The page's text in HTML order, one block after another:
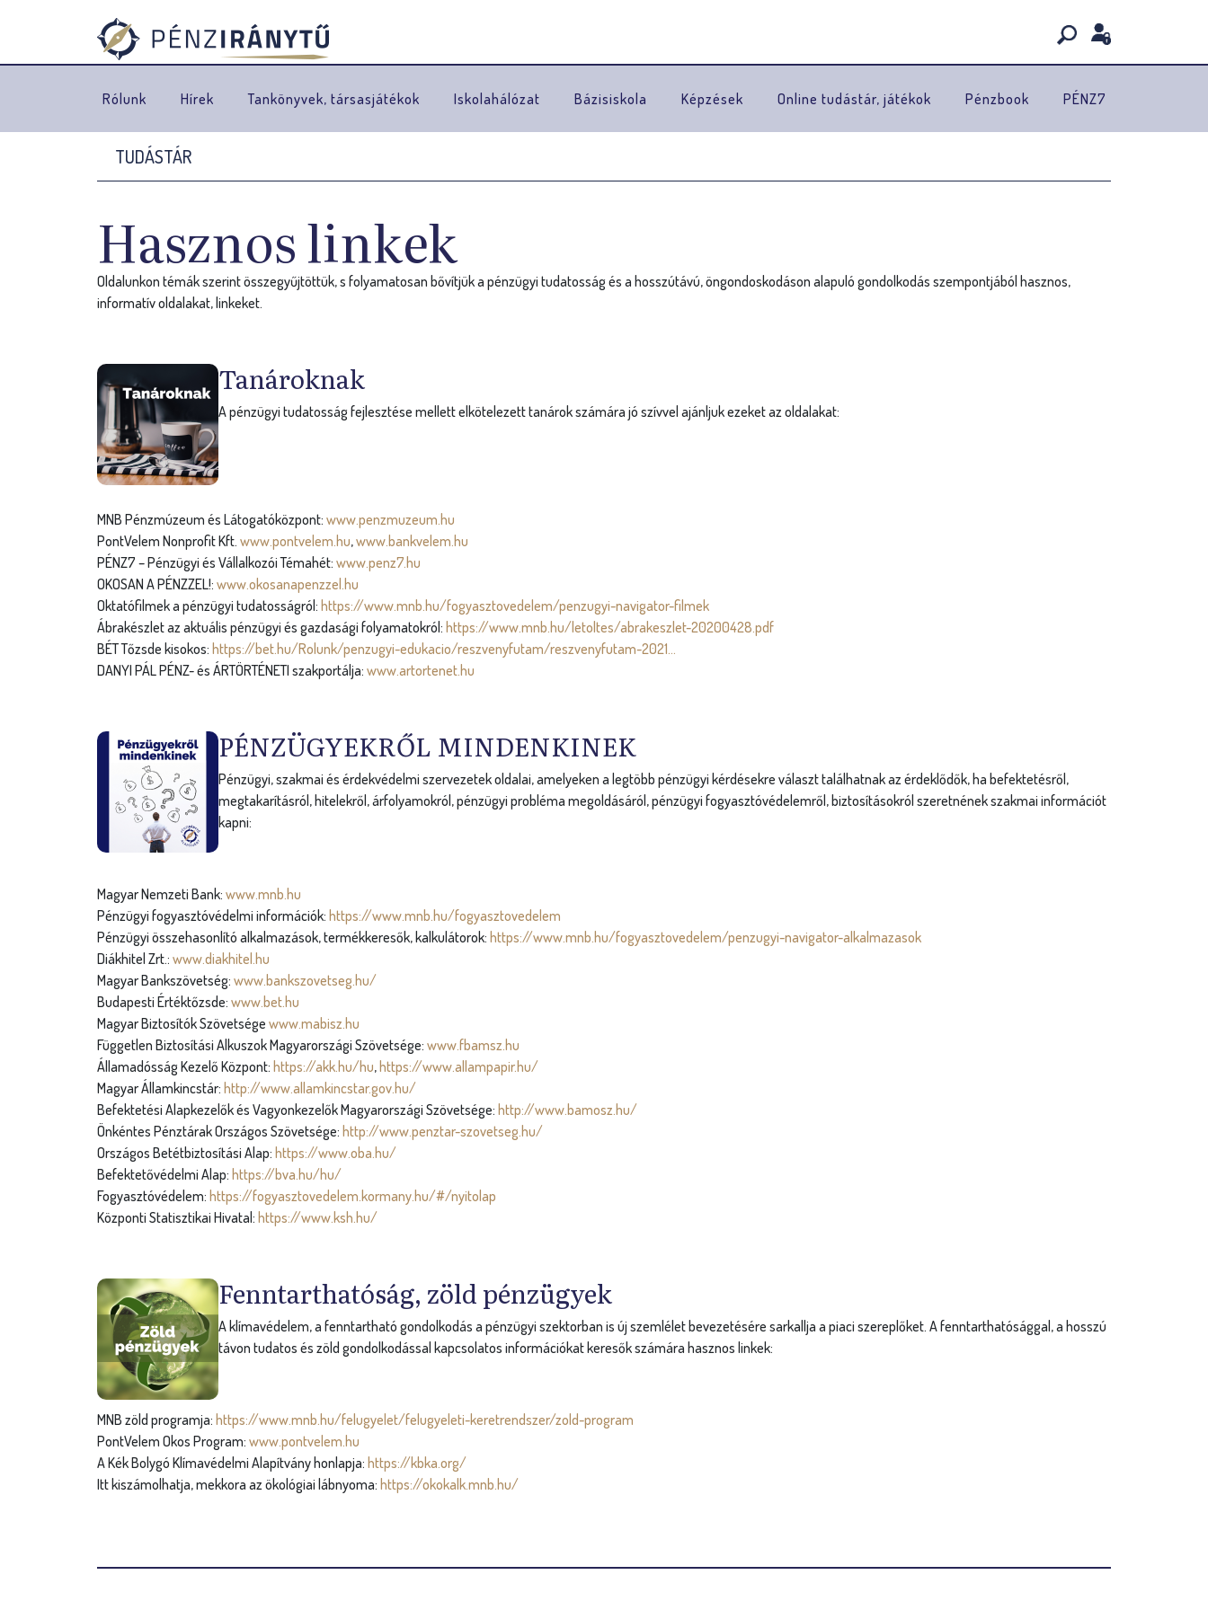
Rólunk Hírek Tankönyvek, társasjátékok Iskolahálózat Bázisiskola Képzések Online tudástár, játékok Pénzbook PÉNZ7
J
e
n
e
g
i
h
e
l
y
TUDÁSTÁR
Hasznos linkek
Oldalunkon témák szerint összegyűjtöttük, s folyamatosan bővítjük a pénzügyi tudatosság és a hosszútávú, öngondoskodáson alapuló gondolkodás szempontjából hasznos,
informatív oldalakat, linkeket.
Tanároknak
A pénzügyi tudatosság fejlesztése mellett elkötelezett tanárok számára jó szívvel ajánljuk ezeket az oldalakat:
MNB Pénzmúzeum és Látogatóközpont: www.penzmuzeum.hu
PontVelem Nonprofit Kft. www.pontvelem.hu,www.bankvelem.hu
PÉNZ7 – Pénzügyi és Vállalkozói Témahét: www.penz7.hu
OKOSAN A PÉNZZEL!: www.okosanapenzzel.hu
Oktatófilmek a pénzügyi tudatosságról: https://www.mnb.hu/fogyasztovedelem/penzugyi-navigator-filmek
Ábrakészlet az aktuális pénzügyi és gazdasági folyamatokról: https://www.mnb.hu/letoltes/abrakeszlet-20200428.pdf
BÉT Tőzsde kisokos: https://bet.hu/Rolunk/penzugyi-edukacio/reszvenyfutam/reszvenyfutam-2021...
DANYI PÁL PÉNZ- és ÁRTÖRTÉNETI szakportálja: www.artortenet.hu
PÉNZÜGYEKRŐL MINDENKINEK
Pénzügyi, szakmai és érdekvédelmi szervezetek oldalai, amelyeken a legtöbb pénzügyi kérdésekre választ találhatnak az érdeklődők, ha befektetésről,
megtakarításról, hitelekről, árfolyamokról, pénzügyi probléma megoldásáról, pénzügyi fogyasztóvédelemről, biztosításokról szeretnének szakmai információt
kapni:
Magyar Nemzeti Bank: www.mnb.hu
Pénzügyi fogyasztóvédelmi információk: https://www.mnb.hu/fogyasztovedelem
Pénzügyi összehasonlító alkalmazások, termékkeresők, kalkulátorok: https://www.mnb.hu/fogyasztovedelem/penzugyi-navigator-alkalmazasok
Diákhitel Zrt.: www.diakhitel.hu
Magyar Bankszövetség: www.bankszovetseg.hu/
Budapesti Értéktőzsde: www.bet.hu
Magyar Biztosítók Szövetsége www.mabisz.hu
Független Biztosítási Alkuszok Magyarországi Szövetsége: www.fbamsz.hu
Államadósság Kezelő Központ: https://akk.hu/hu, https://www.allampapir.hu/
Magyar Államkincstár: http://www.allamkincstar.gov.hu/
Befektetési Alapkezelők és Vagyonkezelők Magyarországi Szövetsége: http://www.bamosz.hu/
Önkéntes Pénztárak Országos Szövetsége: http://www.penztar-szovetseg.hu/
Országos Betétbiztosítási Alap: https://www.oba.hu/
Befektetővédelmi Alap: https://bva.hu/hu/
Fogyasztóvédelem: https://fogyasztovedelem.kormany.hu/#/nyitolap
Központi Statisztikai Hivatal: https://www.ksh.hu/
Fenntarthatóság, zöld pénzügyek
A klímavédelem, a fenntartható gondolkodás a pénzügyi szektorban is új szemlélet bevezetésére sarkallja a piaci szereplőket. A fenntarthatósággal, a hosszú
távon tudatos és zöld gondolkodással kapcsolatos információkat keresők számára hasznos linkek:
MNB zöld programja: https://www.mnb.hu/felugyelet/felugyeleti-keretrendszer/zold-program
PontVelem Okos Program: www.pontvelem.hu
A Kék Bolygó Klímavédelmi Alapítvány honlapja: https://kbka.org/
Itt kiszámolhatja, mekkora az ökológiai lábnyoma: https://okokalk.mnb.hu/